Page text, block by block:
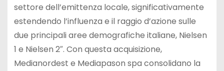
settore dell’emittenza locale, significativamente
estendendo l’influenza e il raggio d’azione sulle
due principali aree demografiche italiane, Nielsen
1 e Nielsen 2″. Con questa acquisizione,
Medianordest e Mediapason spa consolidano la